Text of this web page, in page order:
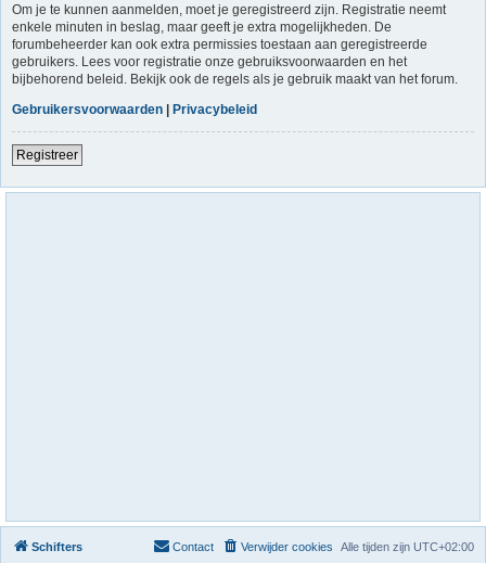
Om je te kunnen aanmelden, moet je geregistreerd zijn. Registratie neemt
enkele minuten in beslag, maar geeft je extra mogelijkheden. De
forumbeheerder kan ook extra permissies toestaan aan geregistreerde
gebruikers. Lees voor registratie onze gebruiksvoorwaarden en het
bijbehorend beleid. Bekijk ook de regels als je gebruik maakt van het forum.
Gebruikersvoorwaarden | Privacybeleid
Registreer
Schifters Alle tijden zijn UTC+02:00
Verwijder cookies
Contact